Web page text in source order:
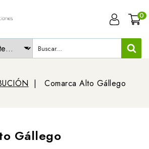
0
Comarca Alto Gállego
Gállego